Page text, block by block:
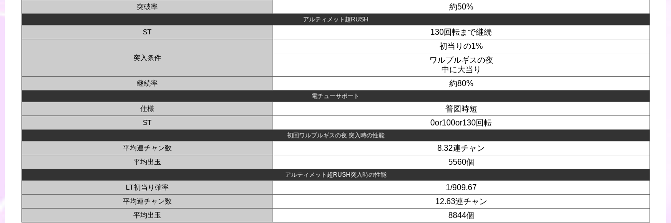
突破率 約50%
アルティメット超RUSH
ST 130回転まで継続
突入条件
初当りの1%
ワルプルギスの夜
中に大当り
継続率 約80%
電チューサポート
仕様 普図時短
ST 0or100or130回転
初回ワルプルギスの夜 突入時の性能
平均連チャン数 8.32連チャン
平均出玉 5560個
アルティメット超RUSH突入時の性能
LT初当り確率 1/909.67
平均連チャン数 12.63連チャン
平均出玉 8844個